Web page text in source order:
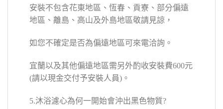
安裝不包含花東地區、恆春、貢寮、部分偏遠
地區、離島、高山及外島地區敬請見諒，
如您不確定是否為偏遠地區可來電洽詢。
宜蘭以及其他偏遠地區需另外酌收安裝費600元
(請以現金交付予安裝人員)。
5.沐浴濾心為何一開始會沖出黑色物質?